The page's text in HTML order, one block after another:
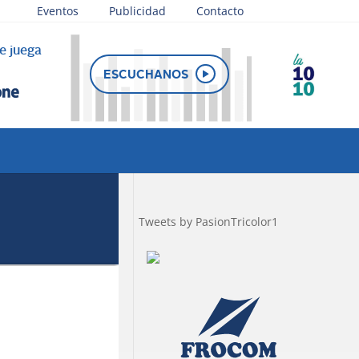
Eventos Publicidad Contacto
juega
ESCUCHANOS
Tweets by PasionTricolor1